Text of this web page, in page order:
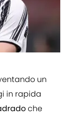
un
in rapida
che